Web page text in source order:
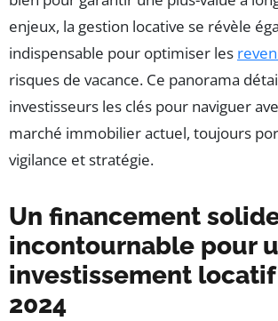
enjeux, la gestion locative se révèle
indispensable pour optimiser les
risques de vacance. Ce panorama
investisseurs les clés pour naviguer
marché immobilier actuel, toujours
vigilance et stratégie.
Un financement
incontournable pour
investissement
2024